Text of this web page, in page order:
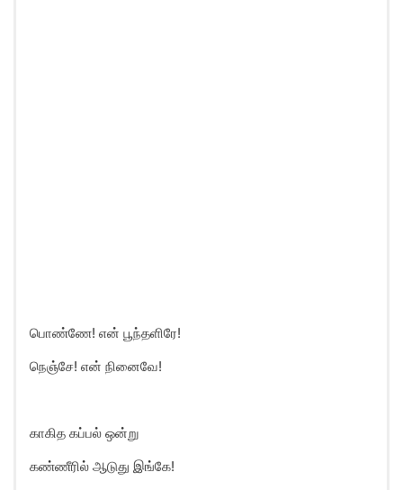
பொண்ணே! என் பூந்தளிரே!
நெஞ்சே! என் நினைவே!
காகித கப்பல் ஒன்று
கண்ணீரில் ஆடுது இங்கே!